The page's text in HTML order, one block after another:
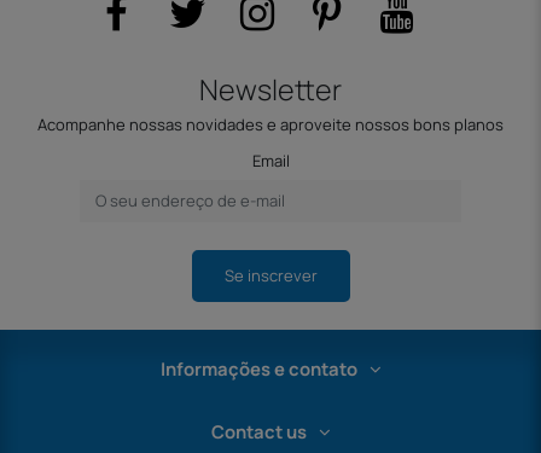
Newsletter
Acompanhe nossas novidades e aproveite nossos bons planos
Email
Se inscrever
Informações e contato
Contact us